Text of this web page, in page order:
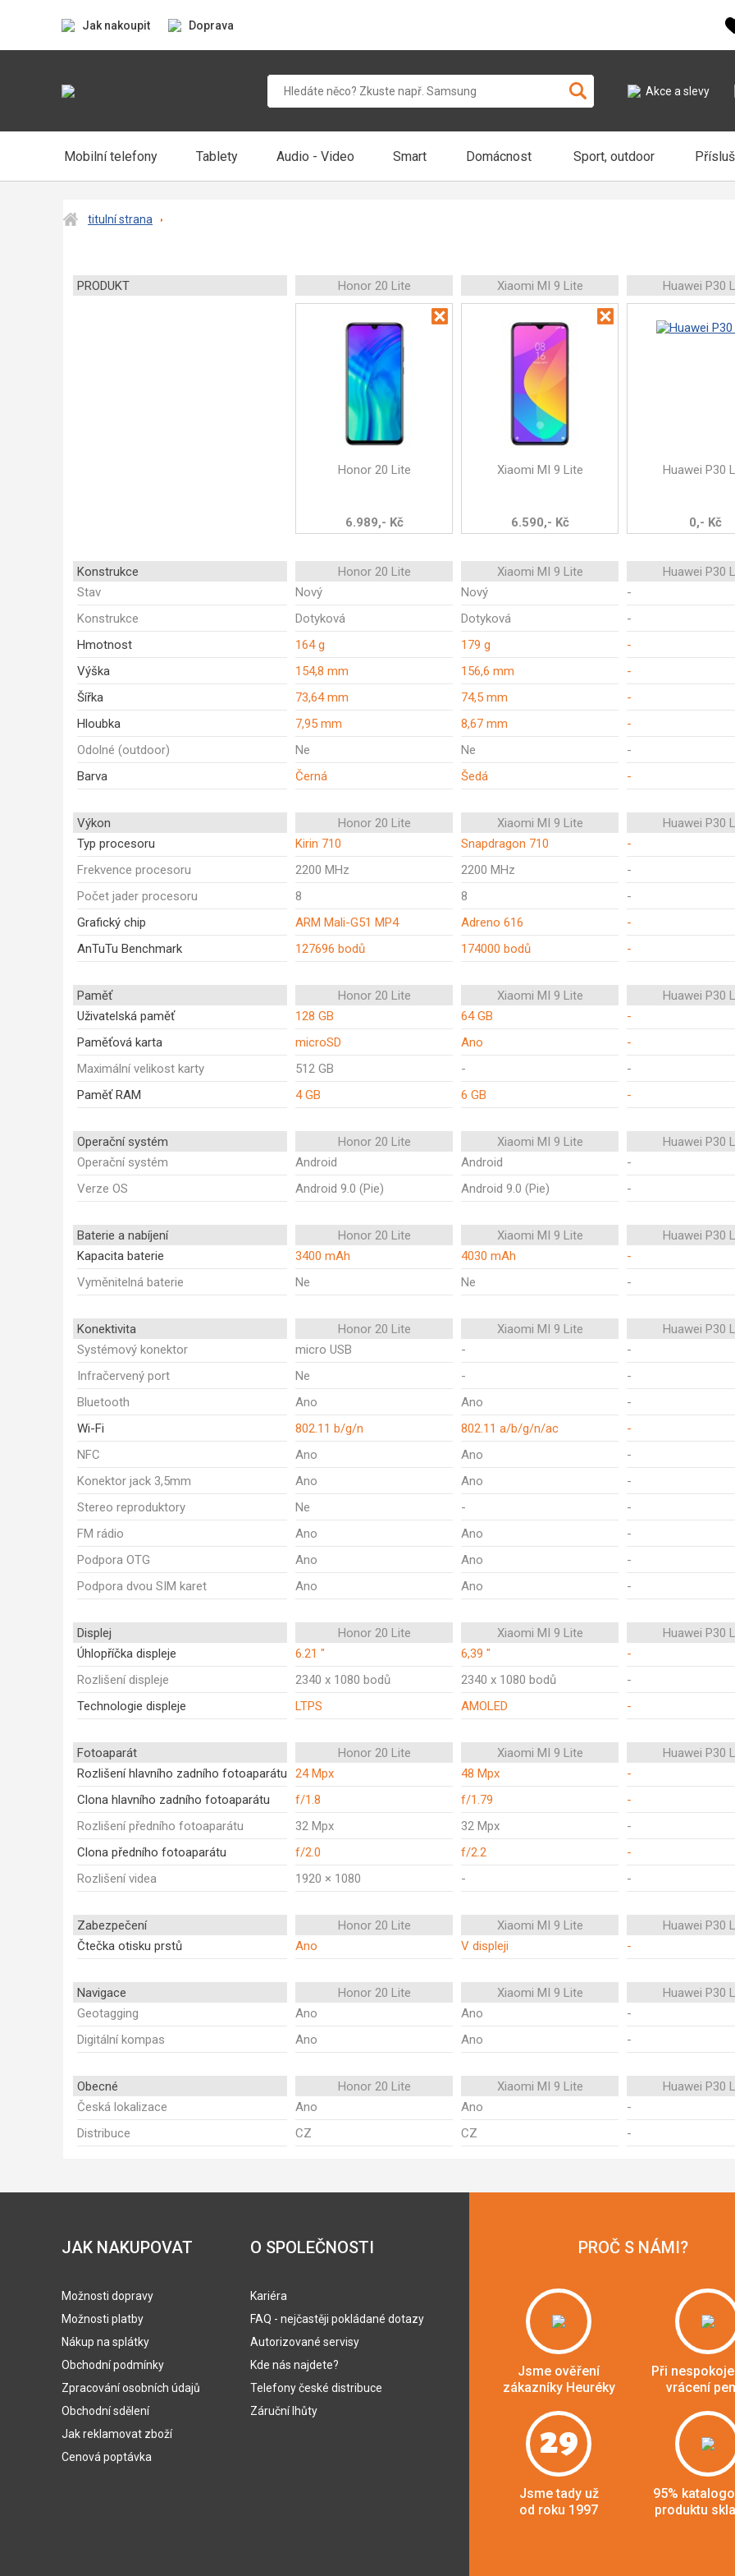
Jak nakoupit Doprava
Akce a slevy
Mobilní telefony Tablety Audio - Video Smart Domácnost Sport, outdoor
titulní strana
PRODUKT Honor 20 Lite Xiaomi MI 9 Lite Huawei P30
Honor 20 Lite
6.989,- Kč
Xiaomi MI 9 Lite
6.590,- Kč
Huawei P30
0,- Kč
Konstrukce Honor 20 Lite Xiaomi MI 9 Lite
Huawei P30
Stav
Nový Nový
-
Konstrukce
Dotyková Dotyková
-
Hmotnost
164 g 179 g
-
Výška
154,8 mm 156,6 mm
-
Šířka
73,64 mm 74,5 mm
-
Hloubka
7,95 mm 8,67 mm
-
Odolné (outdoor)
Ne Ne
-
Barva
Černá Šedá -
Výkon Honor 20 Lite Xiaomi MI 9 Lite
Huawei P30
Typ procesoru
Kirin 710 Snapdragon 710
-
Frekvence procesoru
2200 MHz 2200 MHz
-
Počet jader procesoru
8 8
-
Grafický chip
ARM Mali-G51 MP4 Adreno 616
-
AnTuTu Benchmark
127696 bodů 174000 bodů -
Paměť Honor 20 Lite Xiaomi MI 9 Lite
Huawei P30
Uživatelská paměť
128 GB 64 GB
-
Paměťová karta
microSD Ano
-
Maximální velikost karty
512 GB -
-
Paměť RAM
4 GB 6 GB -
Operační systém Honor 20 Lite Xiaomi MI 9 Lite
Huawei P30
Operační systém
Android Android
-
Verze OS
Android 9.0 (Pie) Android 9.0 (Pie) -
Baterie a nabíjení Honor 20 Lite Xiaomi MI 9 Lite
Huawei P30
Kapacita baterie
3400 mAh 4030 mAh
-
Vyměnitelná baterie
Ne Ne -
Konektivita Honor 20 Lite Xiaomi MI 9 Lite
Huawei P30
Systémový konektor
micro USB -
-
Infračervený port
Ne -
-
Bluetooth
Ano Ano
-
Wi-Fi
802.11 b/g/n 802.11 a/b/g/n/ac
-
NFC
Ano Ano
-
Konektor jack 3,5mm
Ano Ano
-
Stereo reproduktory
Ne -
-
FM rádio
Ano Ano
-
Podpora OTG
Ano Ano
-
Podpora dvou SIM karet
Ano Ano -
Displej Honor 20 Lite Xiaomi MI 9 Lite
Huawei P30
Úhlopříčka displeje
6.21 " 6,39 "
-
Rozlišení displeje
2340 x 1080 bodů 2340 x 1080 bodů
-
Technologie displeje
LTPS AMOLED -
Fotoaparát Honor 20 Lite Xiaomi MI 9 Lite
Huawei P30
Rozlišení hlavního zadního fotoaparátu
24 Mpx 48 Mpx
-
Clona hlavního zadního fotoaparátu
f/1.8 f/1.79
-
Rozlišení předního fotoaparátu
32 Mpx 32 Mpx
-
Clona předního fotoaparátu
f/2.0 f/2.2
-
Rozlišení videa
1920 × 1080 - -
Zabezpečení Honor 20 Lite Xiaomi MI 9 Lite
Huawei P30
Čtečka otisku prstů
Ano V displeji -
Navigace Honor 20 Lite Xiaomi MI 9 Lite
Huawei P30
Geotagging
Ano Ano
-
Digitální kompas
Ano Ano -
Obecné Honor 20 Lite Xiaomi MI 9 Lite
Huawei P30
Česká lokalizace
Ano Ano
-
Distribuce
CZ CZ -
JAK NAKUPOVAT
Možnosti dopravy
Možnosti platby
Nákup na splátky
Obchodní podmínky
Zpracování osobních údajů
Obchodní sdělení
Jak reklamovat zboží
Cenová poptávka
O SPOLEČNOSTI
Kariéra
FAQ - nejčastěji pokládané dotazy
Autorizované servisy
Kde nás najdete?
Telefony české distribuce
Záruční lhůty
PROČ S NÁMI?
Jsme ověření
zákazníky Heuréky
Při
vrácení
29
Jsme tady už
od roku 1997
95%
produktu